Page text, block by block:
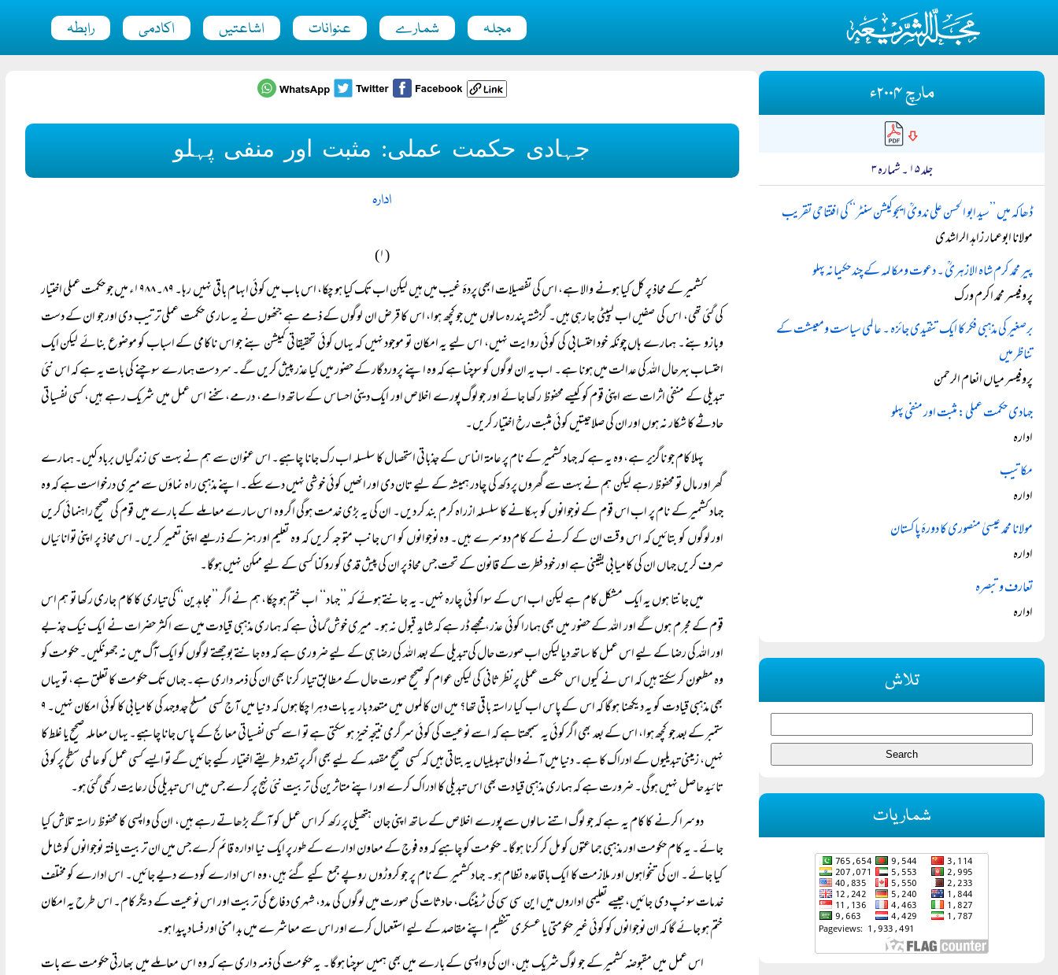
مجلہ شمارے عنوانات اشاعتیں اکادمی رابطہ
جہادی حکمت عملی: مثبت اور منفی پہلو
ادارہ
(۱)
کشمیر کے محاذ پر کل کیا ہونے والا ہے، اس کی تفصیلات ابھی پردۂ غیب میں ہیں لیکن اب تک کیا ہو چکا، اس باب میں کوئی ابہام باقی نہیں رہا۔ ۸۹۔۱۹۸۸ء میں جو حکمت عملی اختیار
کی گئی تھی، اس کی صفیں اب لپیٹی جا رہی ہیں۔ گزشتہ پندرہ سالوں میں جو کچھ ہوا، اس کا قرض ان لوگوں کے ذمے ہے جنھوں نے یہ ساری حکمت عملی ترتیب دی اور جو ان کے دست
وبازو بنے۔ ہمارے ہاں چونکہ خود احتسابی کی کوئی روایت نہیں، اس لیے یہ امکان تو موجود نہیں کہ یہاں کوئی تحقیقاتی کمیشن بنے جو اس ناکامی کے اسباب کو موضوع بنائے لیکن ایک
احتساب بہرحال اللہ کی عدالت میں ہونا ہے۔ اب یہ ان لوگوں کو سوچنا ہے کہ وہ اپنے پروردگار کے حضور میں کیا عذر پیش کریں گے۔ سردست ہمارے سوچنے کی بات یہ ہے کہ اس نئی
تبدیلی کے منفی اثرات سے اپنی قوم کو کیسے محفوظ رکھا جائے اور جو لوگ پورے اخلاص اور ایک دینی احساس کے ساتھ دامے، درمے، سخنے اس عمل میں شریک رہے ہیں، کسی نفسیاتی
حادثے کا شکار نہ ہوں اور ان کی صلاحیتیں کوئی مثبت رخ اختیار کریں۔
پہلا کام جو ناگزیر ہے، وہ یہ ہے کہ جہاد کشمیر کے نام پر عامۃ الناس کے جذباتی استحصال کا سلسلہ اب رک جانا چاہیے۔ اس عنوان سے ہم نے بہت سی زندگیاں برباد کیں۔ ہمارے
گھر اور مال تو محفوظ رہے لیکن ہم نے بہت سے گھروں پر دکھ کی چادر ہمیشہ کے لیے تان دی اور انھیں کوئی خوشی نہیں دے سکے۔ اپنے مذہبی راہ نماؤں سے میری درخواست ہے کہ وہ
جہاد کشمیر کے نام پر اب اس قوم کے نوجوانوں کو بہکانے کا سلسلہ ازراہ کرم بند کر دیں۔ ان کی یہ بڑی خدمت ہوگی اگر وہ اس سارے معاملے کے بارے میں قوم کی صحیح راہنمائی کریں
اور لوگوں کو بتائیں کہ اس وقت ان کے کرنے کے کام دوسرے ہیں۔ وہ نوجوانوں کو اس جانب متوجہ کریں کہ وہ تعلیم اور ہنر کے ذریعے اپنی تعمیر کریں۔ اس محاذ پر اپنی توانائیاں
صرف کریں جہاں ان کی کامیابی یقینی ہے اور خود فطرت کے قانون کے تحت جس محاذ پر ان کی پیش قدمی کو روکنا کسی کے لیے ممکن نہیں ہوگا۔
میں جانتا ہوں یہ ایک مشکل کام ہے لیکن اب اس کے سوا کوئی چارہ نہیں۔ یہ جانتے ہوئے کہ ’’جہاد‘‘ اب ختم ہو چکا، ہم نے اگر ’’مجاہدین‘‘ کی تیاری کا کام جاری رکھا تو ہم اس
قوم کے مجرم ہوں گے اور اللہ کے حضور میں بھی ہمارا کوئی عذر، مجھے ڈر ہے کہ شاید قبول نہ ہو۔ میری خوش گمانی ہے کہ ہماری مذہبی قیادت میں سے اکثر حضرات نے ایک نیک جذبے
اور اللہ کی رضا کے لیے اس عمل کا ساتھ دیا لیکن اب صورت حال کی تبدیلی کے بعد اللہ کی رضا ہی کے لیے ضروری ہے کہ وہ جانتے بوجھتے لوگوں کو ایک آگ میں نہ جھونکیں۔ حکومت کو
وہ مطعون کر سکتے ہیں کہ اس نے کیوں اس حکمت عملی پر نظر ثانی کی لیکن عوام کو صحیح صورت حال کے مطابق تیار کرنا بھی ان کی ذمہ داری ہے۔ جہاں تک حکومت کا تعلق ہے، تو یہاں
بھی مذہبی قیادت کو یہ دیکھنا ہوگا کہ اس کے پاس اب کیا راستہ باقی تھا؟ میں ان کالموں میں متعدد بار یہ بات دہرا چکا ہوں کہ دنیا میں آج کسی مسلح جدوجہد کی کامیابی کا کوئی امکان نہیں۔ ۹
ستمبر کے بعد جو کچھ ہوا، اس کے بعد بھی اگر کوئی یہ سمجھتا ہے کہ اسے نوعیت کی کوئی سرگرمی نتیجہ خیز ہو سکتی ہے تو اسے کسی نفسیاتی معالج کے پاس جانا چاہیے۔ یہاں معاملہ صحیح یا غلط کا
نہیں، زمینی تبدیلیوں کے ادراک کا ہے۔ دنیا میں آنے والی تبدیلیاں یہ بتاتی ہیں کہ کسی صحیح مقصد کے لیے بھی اگر پر تشدد طریقے اختیار کیے جائیں گے تو ایسے کسی عمل کو عالمی سطح پر کوئی
تائید حاصل نہیں ہوگی۔ ضرورت ہے کہ ہماری مذہبی قیادت بھی اس تبدیلی کا ادراک کرے اور اپنے متاثرین کی تربیت نئی نہج پر کرے جس میں اس تبدیلی کی رعایت رکھی گئی ہو۔
دوسرا کرنے کا کام یہ ہے کہ جو لوگ اتنے سالوں سے پورے اخلاص کے ساتھ اپنی جان ہتھیلی پر رکھ کر اس عمل کو آگے بڑھاتے رہے ہیں، ان کی واپسی کا محفوظ راستہ تلاش کیا
جائے۔ یہ کام حکومت اور مذہبی جماعتوں کو مل کر کرنا ہوگا۔ حکومت کو چاہیے کہ وہ فوج کے معاون ادارے کے طور پر ایک نیا ادارہ قائم کرے جس میں ان تربیت یافتہ نوجوانوں کو شامل
کیا جائے۔ ان کی تنخواہوں اور ملازمت کا ایک باقاعدہ نظام ہو۔ جہاد کشمیر کے نام پر جو کروڑوں روپے جمع کیے گئے ہیں، وہ اس ادارے کو دے دیے جائیں۔ اس ادارے کو مختلف
خدمات سونپ دی جائیں، جیسے تعلیمی اداروں میں این سی سی کی ٹریننگ، حادثات کی صورت میں لوگوں کی مدد، شہری دفاع کی تربیت اور اس نوعیت کے دیگر کام۔ اس طرح یہ امکان
ختم ہو جائے گا کہ ان نوجوانوں کو کوئی غیر حکومتی یا عسکری تنظیم اپنے مقاصد کے لیے استعمال کرے اور اس سے معاشرے میں بد امنی اور فساد پیدا ہو۔
اس عمل میں مقبوضہ کشمیر کے جو لوگ شریک ہیں، ان کی واپسی کے بارے میں بھی ہمیں سوچنا ہوگا۔ یہ حکومت کی ذمہ داری ہے کہ وہ اس معاملے میں بھارتی حکومت سے بات
مارچ ۲۰۰۴ء
جلد ۱۵ ۔ شمارہ ۳
ڈھاکہ میں ’’سید ابو الحسن علی ندویؒ ایجوکیشن سنٹر‘‘ کی افتتاحی تقریب
مولانا ابوعمار زاہد الراشدی
پیر محمد کرم شاہ الازہریؒ ۔ دعوت ومکالمہ کے چند حکیمانہ پہلو
پروفیسر محمد اکرم ورک
برصغیر کی مذہبی فکر کا ایک تنقیدی جائزہ ۔ عالمی سیاست ومعیشت کے
تناظر میں
پروفیسر میاں انعام الرحمن
جہادی حکمت عملی: مثبت اور منفی پہلو
ادارہ
مکاتیب
ادارہ
مولانا محمد عیسیٰ منصوری کا دورۂ پاکستان
ادارہ
تعارف و تبصرہ
ادارہ
تلاش
شماریات